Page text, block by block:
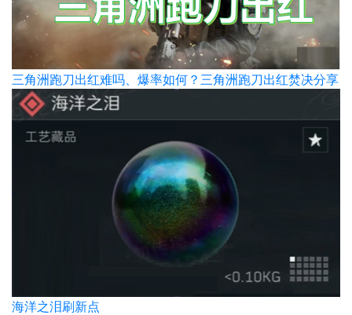
三角洲跑刀出红难吗、爆率如何？三角洲跑刀出红焚决分享
海洋之泪刷新点